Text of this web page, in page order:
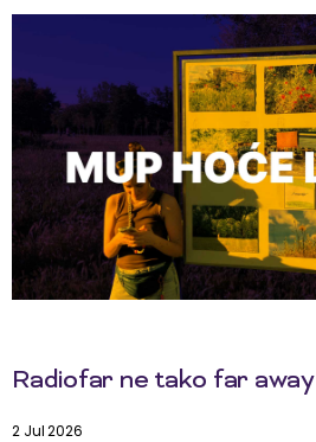
Radiofar ne tako far away
2 Jul 2026